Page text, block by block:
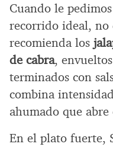
Cuando le
recorrido ideal, no
recomienda los
de cabra,
terminados con
combina
ahumado que
En el plato fuerte,